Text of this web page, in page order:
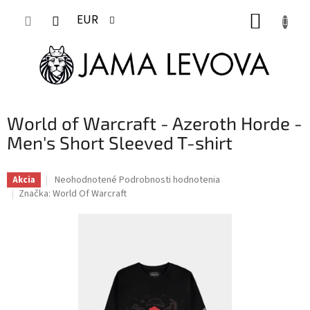
EUR
World of Warcraft - Azeroth Horde -
Men's Short Sleeved T-shirt
Akcia
Priemerné
hodnotenie
Neohodnotené Podrobnosti hodnotenia
Značka: World Of Warcraft